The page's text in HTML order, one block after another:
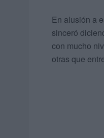
En alusión a
sinceró
con mucho
otras que